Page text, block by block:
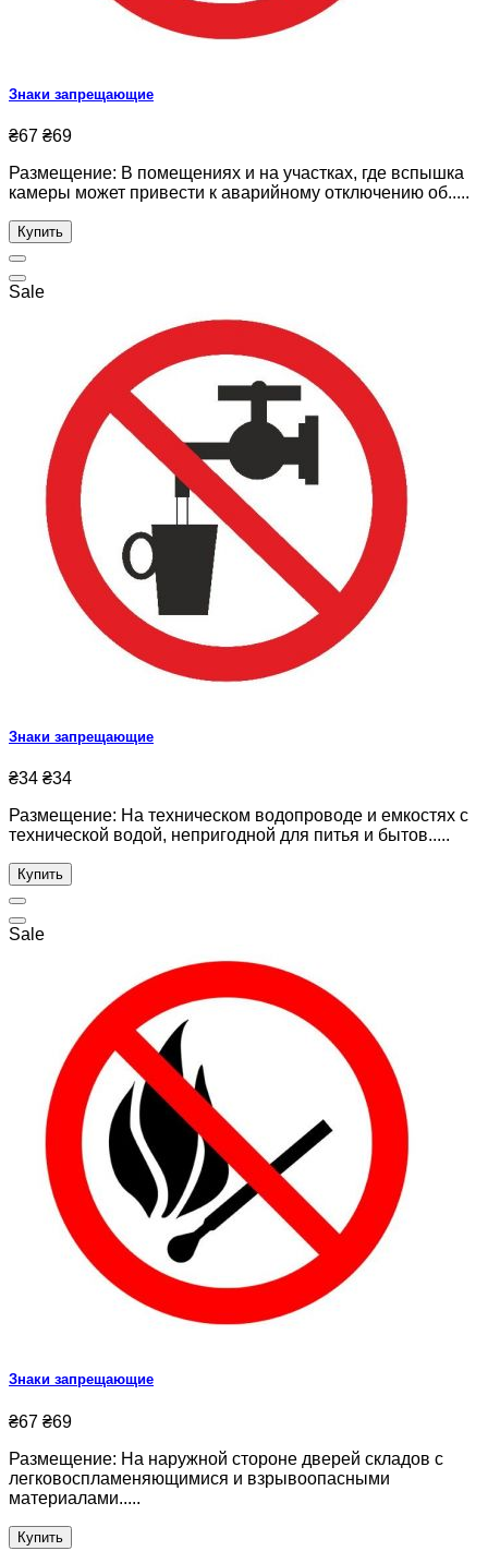
Знаки запрещающие
₴67 ₴69
Размещение: В помещениях и на участках, где вспышка
камеры может привести к аварийному отключению об.....
Купить
Sale
Знаки запрещающие
₴34 ₴34
Размещение: На техническом водопроводе и емкостях с
технической водой, непригодной для питья и бытов.....
Купить
Sale
Знаки запрещающие
₴67 ₴69
Размещение: На наружной стороне дверей складов с
легковоспламеняющимися и взрывоопасными
материалами.....
Купить